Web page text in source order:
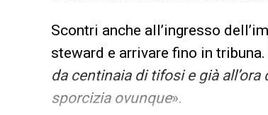
Scontri anche all’ingresso
steward e arrivare fino in
da centinaia di tifosi e già
sporcizia ovunque».